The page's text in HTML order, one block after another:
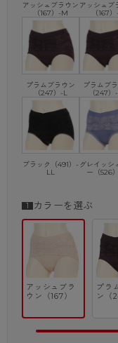
※こちらは同ブランドの
品番です。
※商品画像はできる限り
覧になる環境（PCのモニ
※商品の特性上、生地の
がございます。
アッシュブラウン
（167）-M
アッシュブ
（167
プラムブラウン
（247）-L
プラムブ
（247
ブラック（491）-
LL
グレイッシ
ー（526
カラーを選ぶ
アッシュブラ
ウン（167）
プラ
ン（